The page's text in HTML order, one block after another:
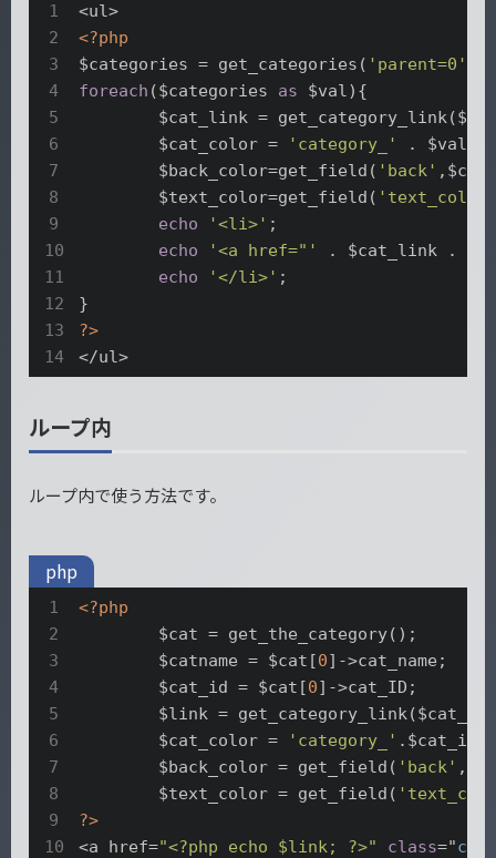
<?php
$categories = get_categories( 'parent=0'
foreach ($categories as $val){
	$cat_color =
'category_'
. $val -
	$back_color=get_field(
'back'
	$text_color=get_field(
'text_color'
echo
'<li>' ;
echo
'<a href="' . $cat_link .
echo
'</li>' ;
?>
</ul>
ループ内
ループ内で使う方法です。
php
<?php
	$catname = $cat[
0]->cat_name;
	$cat_id = $cat[
0]->cat_ID;
	$cat_color =
'category_' .$cat_id;
	$back_color = get_field(
'back'
	$text_color = get_field(
?>
<a href="<?php echo $link; ?>" class="cate